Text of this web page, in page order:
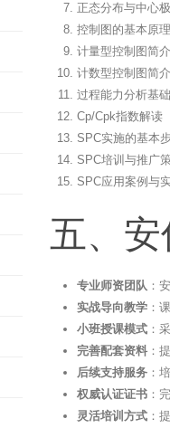
正态分布与中心
控制图的基本原理
计量型控制图简介
计数型控制图简介
过程能力分析基础
Cp/Cpk指数解读
SPC实施的基本
SPC培训与推广
SPC应用案例与
五、
专业师资团队 ：
实战导向教学 ：
小班授课模式 ：
完善配套资料 ：
后续支持服务 ：
权威认证证书 ：
灵活培训方式 ：